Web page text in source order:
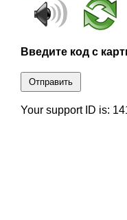
Введите код с
Отправить
Your support ID is: